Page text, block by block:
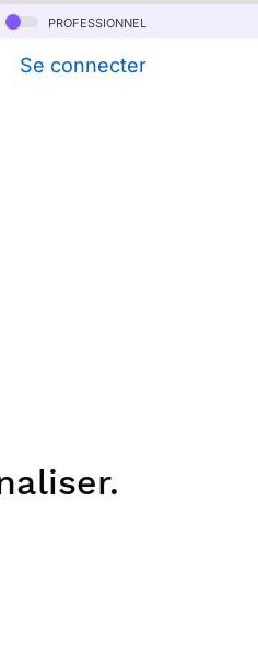
professionnel
Se connecter